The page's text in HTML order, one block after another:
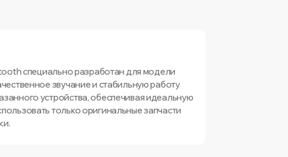
специально разработан для модели
звучание и стабильную работу
устройства, обеспечивая идеальную
только оригинальные запчасти